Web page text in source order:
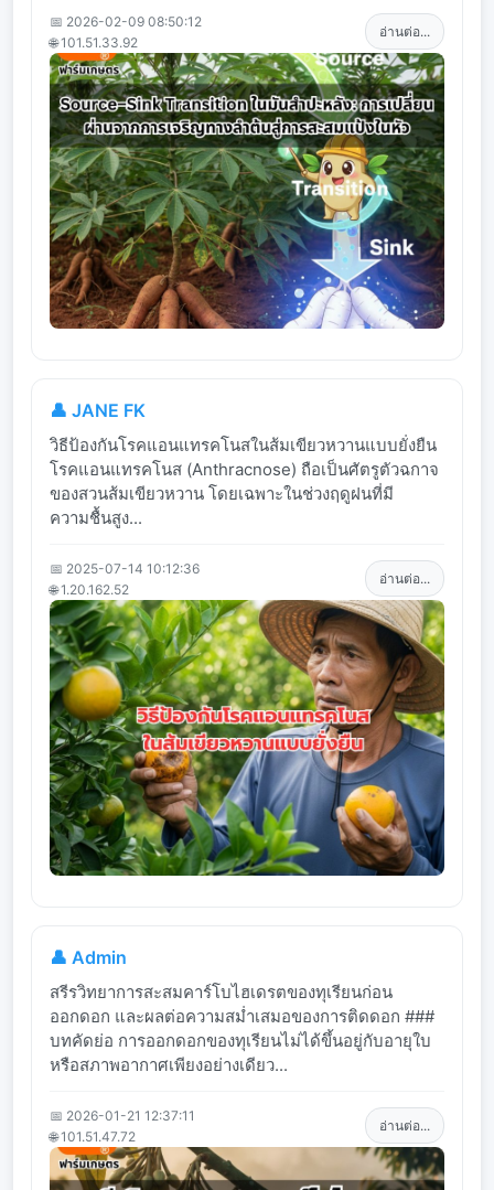
📅 2026-02-09 08:50:12
🌐 101.51.33.92
อ่านต่อ...
👤 JANE FK
วิธีป้องกันโรคแอนแทรคโนสในส้มเขียวหวานแบบยั่งยืน
โรคแอนแทรคโนส (Anthracnose) ถือเป็นศัตรูตัวฉกาจ
ของสวนส้มเขียวหวาน โดยเฉพาะในช่วงฤดูฝนที่มี
ความชื้นสูง...
📅 2025-07-14 10:12:36
🌐 1.20.162.52
อ่านต่อ...
👤 Admin
สรีรวิทยาการสะสมคาร์โบไฮเดรตของทุเรียนก่อน
ออกดอก และผลต่อความสม่ำเสมอของการติดดอก ###
บทคัดย่อ การออกดอกของทุเรียนไม่ได้ขึ้นอยู่กับอายุใบ
หรือสภาพอากาศเพียงอย่างเดียว...
📅 2026-01-21 12:37:11
🌐 101.51.47.72
อ่านต่อ...